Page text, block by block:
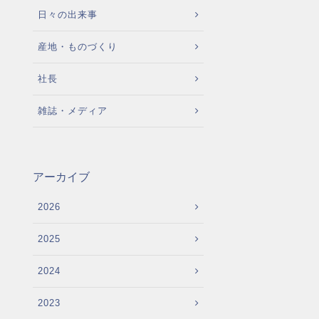
日々の出来事
産地・ものづくり
社長
雑誌・メディア
アーカイブ
2026
2025
2024
2023